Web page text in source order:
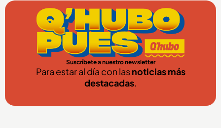
Suscríbete a nuestro newsletter
Para estar al día con lasnoticias más
destacadas.